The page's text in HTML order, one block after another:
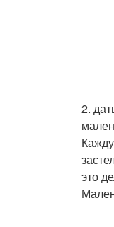
2.
это